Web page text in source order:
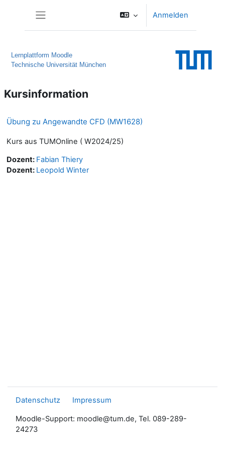
Anmelden
Lernplattform Moodle
Technische Universität München
Kursinformation
Übung zu Angewandte CFD (MW1628)
Kurs aus TUMOnline ( W2024/25)
Dozent: Fabian Thiery
Dozent: Leopold Winter
Datenschutz Impressum
Moodle-Support: moodle@tum.de, Tel. 089-289-
24273